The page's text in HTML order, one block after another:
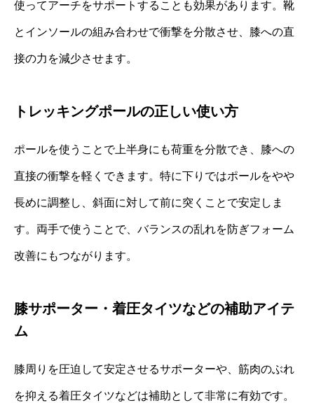
使ってアーチをサポートすることも効果があります。靴
とインソールの組み合わせで衝撃を分散させ、膝への直
接の力を減少させます。
トレッキングポールの正しい使い方
ポールを使うことで上半身にも荷重を分散でき、膝への
直接の衝撃を軽くできます。特に下りではポールをやや
長めに調整し、斜面に対して前に突くことで安定しま
す。両手で使うことで、バランスの乱れを防ぎフォーム
改善にもつながります。
膝サポーター・着圧タイツなどの補助アイテ
ム
膝周りを圧迫して安定させるサポーターや、筋肉のぶれ
を抑える着圧タイツなどは補助として非常に有効です。